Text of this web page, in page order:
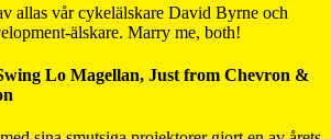
allas vår cykelälskare David Byrne och
älskare. Marry me, both!
Lo Magellan, Just from Chevron &